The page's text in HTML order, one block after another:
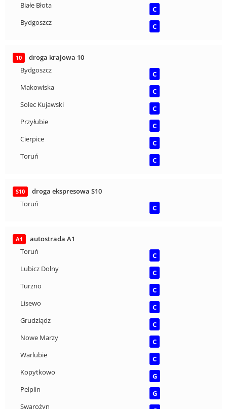
Białe Błota
C
Bydgoszcz
C
10
droga krajowa 10
Bydgoszcz
C
Makowiska
C
Solec Kujawski
C
Przyłubie
C
Cierpice
C
Toruń
C
S10
droga ekspresowa S10
Toruń
C
A1
autostrada A1
Toruń
C
Lubicz Dolny
C
Turzno
C
Lisewo
C
Grudziądz
C
Nowe Marzy
C
Warlubie
C
Kopytkowo
G
Pelplin
G
Swarożyn